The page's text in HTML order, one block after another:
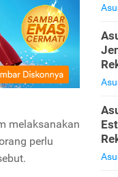
melaksanakan
perlu